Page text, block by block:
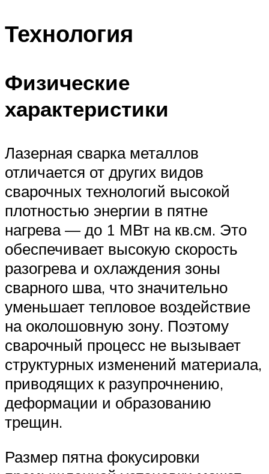
Технология
Физические
характеристики
Лазерная сварка металлов
отличается от других видов
сварочных технологий высокой
плотностью энергии в пятне
нагрева — до 1 МВт на кв.см. Это
обеспечивает высокую скорость
разогрева и охлаждения зоны
сварного шва, что значительно
уменьшает тепловое воздействие
на околошовную зону. Поэтому
сварочный процесс не вызывает
структурных изменений материала,
приводящих к разупрочнению,
деформации и образованию
трещин.
Размер пятна фокусировки